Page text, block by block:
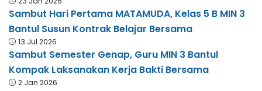
Sambut Hari Pertama MATAMUDA, Kelas 5 B MIN 3
Bantul Susun Kontrak Belajar Bersama
13 Jul 2026
Sambut Semester Genap, Guru MIN 3 Bantul
Kompak Laksanakan Kerja Bakti Bersama
2 Jan 2026